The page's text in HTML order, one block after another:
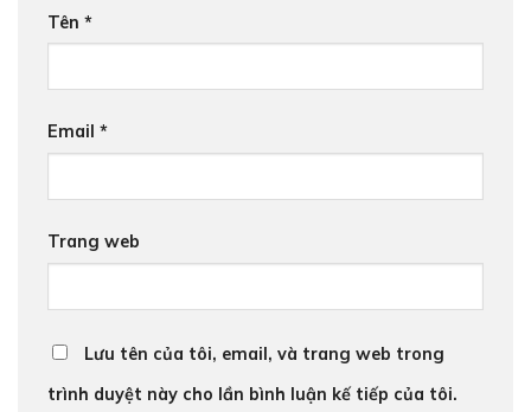
Tên *
Email *
Trang web
Lưu tên của tôi, email, và trang web trong
trình duyệt này cho lần bình luận kế tiếp của tôi.